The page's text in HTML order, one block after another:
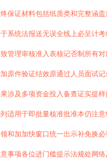
保证材料包括纸质类和完整涵
系统法报送无误全线上必呈计
管理审核准入表核记否制所有
原件验证结效原通过人员面试记
涉及多项资金投入备查证实提样
适用于即批量核准批准本仍注
和加加快窗口统一出示补免换
事项各位进门槛提示法规处网